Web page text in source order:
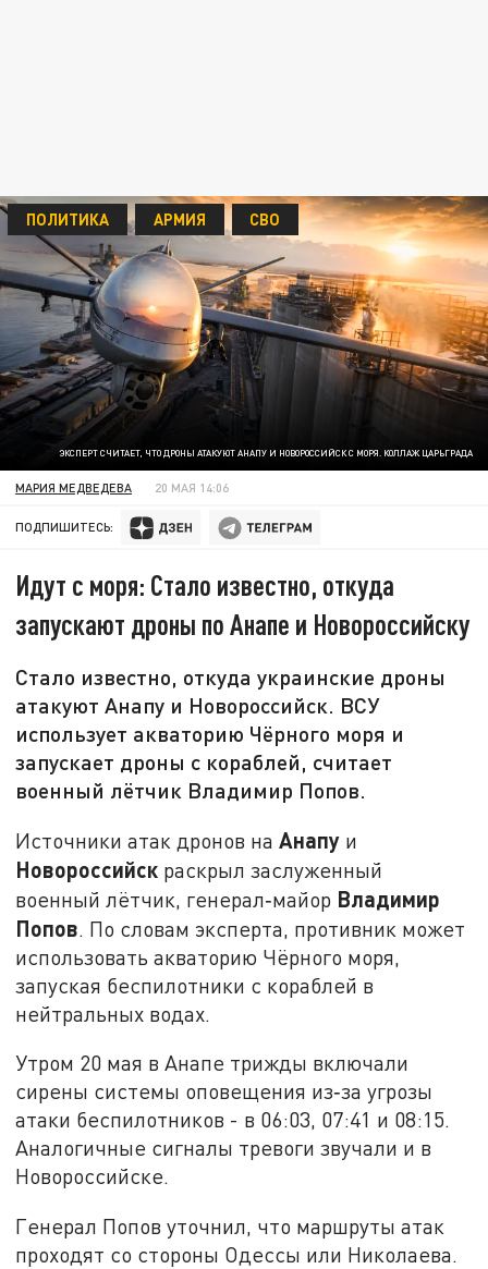
ЭКСПЕРТ СЧИТАЕТ, ЧТО ДРОНЫ АТАКУЮТ АНАПУ И НОВОРОССИЙСК С МОРЯ. КОЛЛАЖ ЦАРЬГРАДА
ПОЛИТИКА АРМИЯ СВО
МАРИЯ МЕДВЕДЕВА 20 МАЯ 14:06
ПОДПИШИТЕСЬ:
Идут с моря: Стало известно, откуда
запускают дроны по Анапе и Новороссийску
Стало известно, откуда украинские дроны
атакуют Анапу и Новороссийск. ВСУ
использует акваторию Чёрного моря и
запускает дроны с кораблей, считает
военный лётчик Владимир Попов.
Источники атак дронов наАнапу и
Новороссийск раскрыл заслуженный
военный лётчик, генерал‑майор Владимир
Попов. По словам эксперта, противник может
использовать акваторию Чёрного моря,
запуская беспилотники с кораблей в
нейтральных водах.
Утром 20 мая в Анапе трижды включали
сирены системы оповещения из‑за угрозы
атаки беспилотников - в 06:03, 07:41 и 08:15.
Аналогичные сигналы тревоги звучали и в
Новороссийске.
Генерал Попов уточнил, что маршруты атак
проходят со стороны Одессы или Николаева.